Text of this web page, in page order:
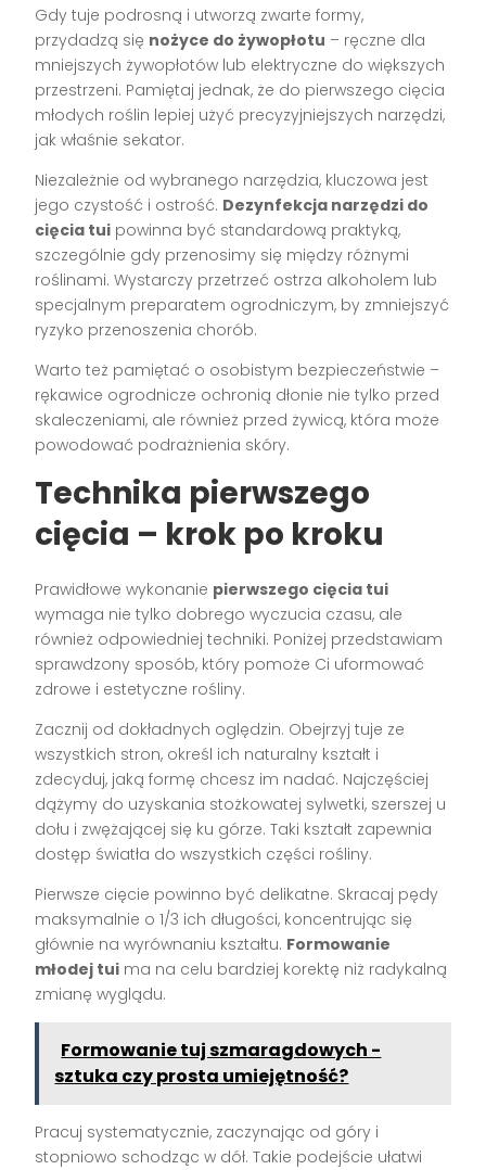
Gdy tuje podrosną i utworzą zwarte formy,
przydadzą się nożyce do żywopłotu – ręczne dla
mniejszych żywopłotów lub elektryczne do większych
przestrzeni. Pamiętaj jednak, że do pierwszego cięcia
młodych roślin lepiej użyć precyzyjniejszych narzędzi,
jak właśnie sekator.
Niezależnie od wybranego narzędzia, kluczowa jest
jego czystość i ostrość. Dezynfekcja narzędzi do
cięcia tui powinna być standardową praktyką,
szczególnie gdy przenosimy się między różnymi
roślinami. Wystarczy przetrzeć ostrza alkoholem lub
specjalnym preparatem ogrodniczym, by zmniejszyć
ryzyko przenoszenia chorób.
Warto też pamiętać o osobistym bezpieczeństwie –
rękawice ogrodnicze ochronią dłonie nie tylko przed
skaleczeniami, ale również przed żywicą, która może
powodować podrażnienia skóry.
Technika pierwszego
cięcia – krok po kroku
Prawidłowe wykonanie pierwszego cięcia tui
wymaga nie tylko dobrego wyczucia czasu, ale
również odpowiedniej techniki. Poniżej przedstawiam
sprawdzony sposób, który pomoże Ci uformować
zdrowe i estetyczne rośliny.
Zacznij od dokładnych oględzin. Obejrzyj tuje ze
wszystkich stron, określ ich naturalny kształt i
zdecyduj, jaką formę chcesz im nadać. Najczęściej
dążymy do uzyskania stożkowatej sylwetki, szerszej u
dołu i zwężającej się ku górze. Taki kształt zapewnia
dostęp światła do wszystkich części rośliny.
Pierwsze cięcie powinno być delikatne. Skracaj pędy
maksymalnie o 1/3 ich długości, koncentrując się
głównie na wyrównaniu kształtu. Formowanie
młodej tui ma na celu bardziej korektę niż radykalną
zmianę wyglądu.
Formowanie tuj szmaragdowych -
sztuka czy prosta umiejętność?
Pracuj systematycznie, zaczynając od góry i
stopniowo schodząc w dół. Takie podejście ułatwi